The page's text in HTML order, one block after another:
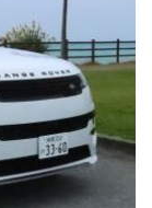
ど、先進のドラ
大切な人との時
など、都市型の
、ディフェンダ
が、あなたの人
ユニバースレン